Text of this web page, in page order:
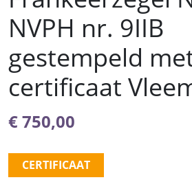
NVPH nr. 9IIB
gestempeld
certificaat
€750,00
CERTIFICAAT